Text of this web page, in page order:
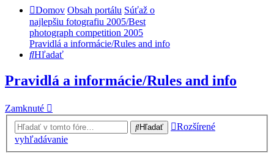
Domov Obsah portálu Súťaž o
najlepšiu fotografiu 2005/Best
photograph competition 2005
Pravidlá a informácie/Rules and info
Hľadať
Pravidlá a informácie/Rules and info
Zamknuté
Hľadať
Rozšírené
vyhľadávanie